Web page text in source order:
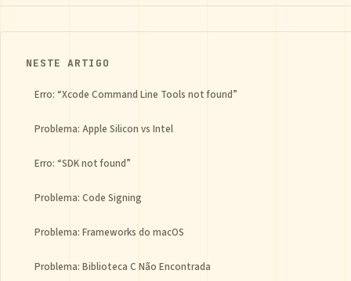
NESTE ARTIGO
Erro: “Xcode Command Line Tools not found”
Problema: Apple Silicon vs Intel
Erro: “SDK not found”
Problema: Code Signing
Problema: Frameworks do macOS
Problema: Biblioteca C Não Encontrada